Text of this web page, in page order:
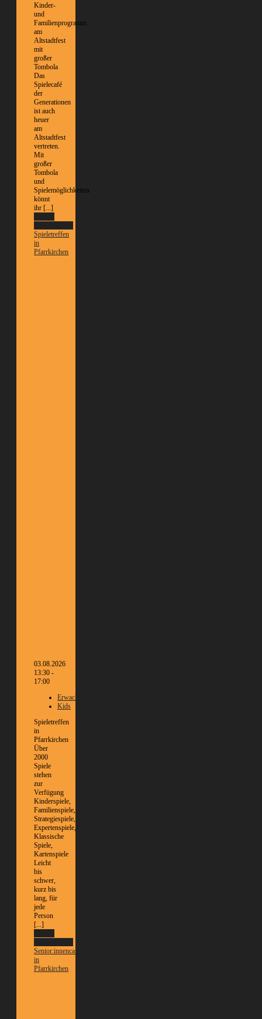
Kinder-
und
Familienprogramm
am
Altstadtfest
mit
großer
Tombola
Das
Spielecafé
der
Generationen
ist auch
heuer
am
Altstadtfest
vertreten.
Mit
großer
Tombola
und
Spielemöglichkeiten
könnt
ihr [...]
Spieletreffen
in
Pfarrkirchen
03.08.2026
13:30 -
17:00
Erwachsene
Kids
Spieletreffen
in
Pfarrkirchen
Über
2000
Spiele
stehen
zur
Verfügung
Kinderspiele,
Familienspiele,
Strategiespiele,
Expertenspiele,
Klassische
Spiele,
Kartenspiele
Leicht
bis
schwer,
kurz bis
lang, für
jede
Person
[...]
Senior:innencafé
in
Pfarrkirchen